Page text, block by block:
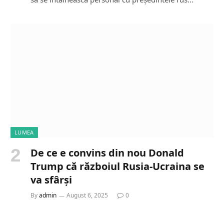
LUMEA
De ce e convins din nou Donald
Trump că războiul Rusia-Ucraina se
va sfârși
Byadmin August 6, 2025 0